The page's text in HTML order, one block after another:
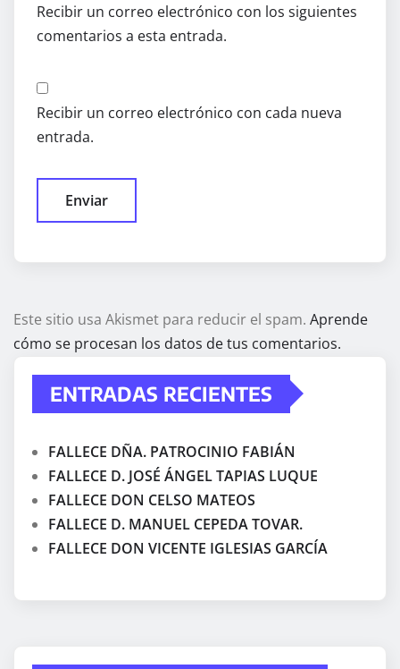
Recibir un correo electrónico con los siguientes
comentarios a esta entrada.
Recibir un correo electrónico con cada nueva
entrada.
Este sitio usa Akismet para reducir el spam. Aprende
cómo se procesan los datos de tus comentarios.
ENTRADAS RECIENTES
FALLECE DÑA. PATROCINIO FABIÁN
FALLECE D. JOSÉ ÁNGEL TAPIAS LUQUE
FALLECE DON CELSO MATEOS
FALLECE D. MANUEL CEPEDA TOVAR.
FALLECE DON VICENTE IGLESIAS GARCÍA